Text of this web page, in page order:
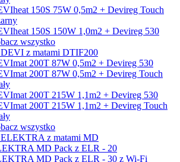
150S 75W 0,5m2 + Devireg Touch
150S 150W 1,0m2 + Devireg 530
wszystko
z matami DTIF200
200T 87W 0,5m2 + Devireg 530
200T 87W 0,5m2 + Devireg Touch
200T 215W 1,1m2 + Devireg 530
200T 215W 1,1m2 + Devireg Touch
wszystko
ELEKTRA z matami MD
MD Pack z ELR - 20
MD Pack z ELR - 30 z Wi-Fi